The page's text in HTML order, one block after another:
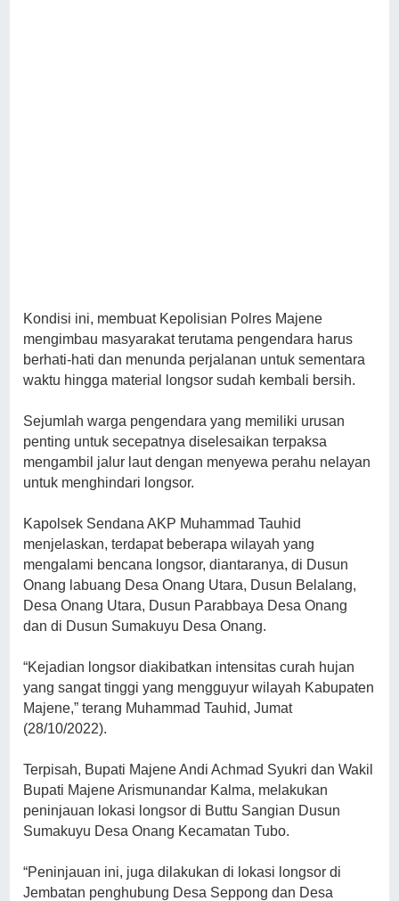
Kondisi ini, membuat Kepolisian Polres Majene
mengimbau masyarakat terutama pengendara harus
berhati-hati dan menunda perjalanan untuk sementara
waktu hingga material longsor sudah kembali bersih.
Sejumlah warga pengendara yang memiliki urusan
penting untuk secepatnya diselesaikan terpaksa
mengambil jalur laut dengan menyewa perahu nelayan
untuk menghindari longsor.
Kapolsek Sendana AKP Muhammad Tauhid
menjelaskan, terdapat beberapa wilayah yang
mengalami bencana longsor, diantaranya, di Dusun
Onang labuang Desa Onang Utara, Dusun Belalang,
Desa Onang Utara, Dusun Parabbaya Desa Onang
dan di Dusun Sumakuyu Desa Onang.
“Kejadian longsor diakibatkan intensitas curah hujan
yang sangat tinggi yang mengguyur wilayah Kabupaten
Majene,” terang Muhammad Tauhid, Jumat
(28/10/2022).
Terpisah, Bupati Majene Andi Achmad Syukri dan Wakil
Bupati Majene Arismunandar Kalma, melakukan
peninjauan lokasi longsor di Buttu Sangian Dusun
Sumakuyu Desa Onang Kecamatan Tubo.
“Peninjauan ini, juga dilakukan di lokasi longsor di
Jembatan penghubung Desa Seppong dan Desa